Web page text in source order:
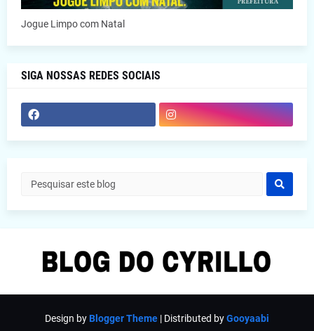
Jogue Limpo com Natal
SIGA NOSSAS REDES SOCIAIS
Design byBlogger Theme | Distributed byGooyaabi